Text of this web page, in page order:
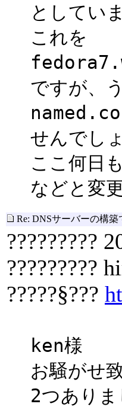
としてい
これを
ですが、
せんでし
ここ何日
などと変
Re: DNSサーバーの構
?????????
?????????
?????§???
ken様
お騒がせ
2つあり